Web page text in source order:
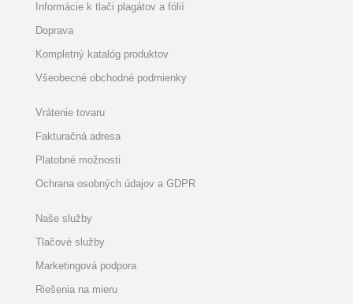
Informácie k tlači plagátov a fólií
Doprava
Kompletný katalóg produktov
Všeobecné obchodné podmienky
Vrátenie tovaru
Fakturačná adresa
Platobné možnosti
Ochrana osobných údajov a GDPR
Naše služby
Tlačové služby
Marketingová podpora
Riešenia na mieru